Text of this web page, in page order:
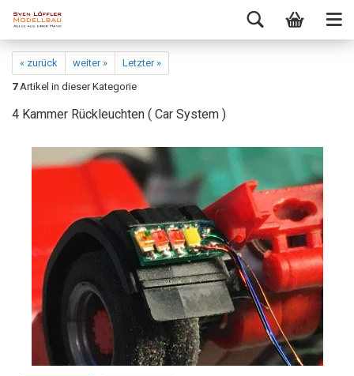
« zurück weiter »
Letzter »
7Artikel in dieser Kategorie
4 Kammer Rückleuchten ( Car System )